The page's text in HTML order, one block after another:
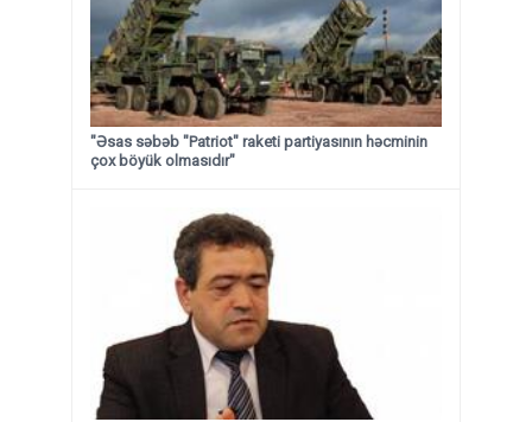
"Əsas səbəb "Patriot" raketi partiyasının həcminin
çox böyük olmasıdır"